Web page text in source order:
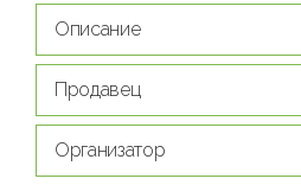
Описание
Продавец
Организатор